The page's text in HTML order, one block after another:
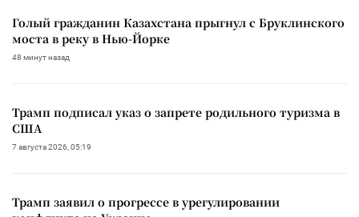
Голый гражданин Казахстана прыгнул с Бруклинского
моста в реку в Нью-Йорке
48 минут назад
Трамп подписал указ о запрете родильного туризма в
США
7 августа 2026, 05:19
Трамп заявил о прогрессе в урегулировании